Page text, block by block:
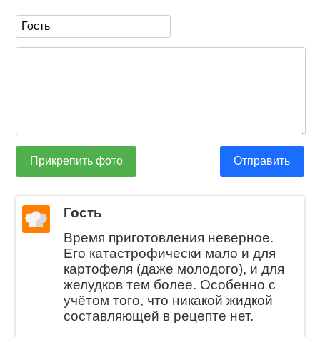
Прикрепить фото Отправить
Гость
Время приготовления неверное.
Его катастрофически мало и для
картофеля (даже молодого), и для
желудков тем более. Особенно с
учётом того, что никакой жидкой
составляющей в рецепте нет.